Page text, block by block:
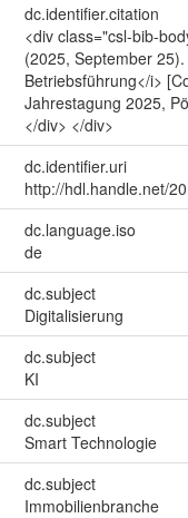
dc.identifier.citation
<div class="csl-bib-
(2025, September
Betriebsführung</i>
Jahrestagung 2025,
</div> </div>
dc.identifier.uri
http://hdl.handle.net/
dc.language.iso
de
dc.subject
Digitalisierung
dc.subject
KI
dc.subject
Smart Technologie
dc.subject
Immobilienbranche